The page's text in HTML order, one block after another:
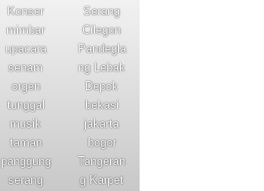
Konser
mimbar
upacara
senam
orgen
tunggal
musik
taman
panggung
serang
Serang
Cilegon
Pandegla
ng Lebak
Depok
bekasi
jakarta
bogor
Tangeran
g Karpet